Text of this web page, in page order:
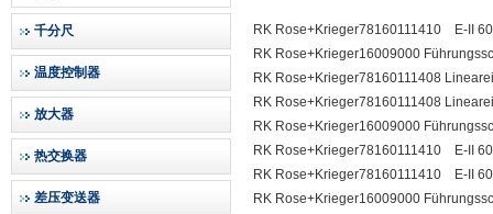
千分尺
温度控制器
放大器
热交换器
差压变送器
RK Rose+Krieger78160111410 E-II
RK Rose+Krieger16009000
RK Rose+Krieger78160111408
RK Rose+Krieger78160111408
RK Rose+Krieger16009000
RK Rose+Krieger78160111410 E-II
RK Rose+Krieger78160111410 E-II
RK Rose+Krieger16009000